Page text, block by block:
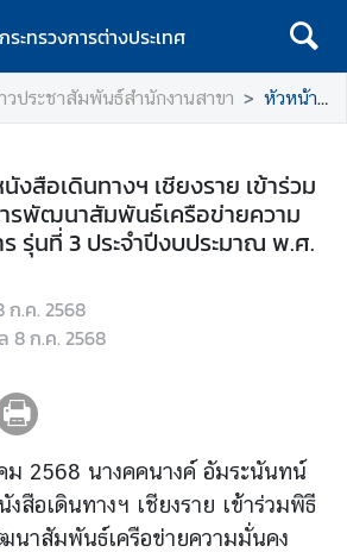
ะทรวงการต่างประเทศ
วประชาสัมพันธ์สำนักงานสาขา หัวหน้าสำนักงานหนังสือเดินทางฯ เชียงราย เข้าร่วมพิธีปิดการอบรมการพัฒนาสัมพันธ์เครือข่ายความมั่นคงระดับผู้บริหาร รุ่นที่ 3 ประจำปีงบประมาณ พ.ศ. 2568
งสือเดินทางฯ เชียงราย เข้าร่วม
รพัฒนาสัมพันธ์เครือข่ายความ
รุ่นที่ 3 ประจำปีงบประมาณ พ.ศ.
ก.ค. 2568
8 ก.ค. 2568
ม 2568 นางคคนางค์ อัมระนันทน์
สือเดินทางฯ เชียงราย เข้าร่วมพิธี
นาสัมพันธ์เครือข่ายความมั่นคง